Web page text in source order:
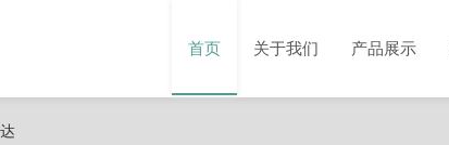
首页 关于我们 产品展示